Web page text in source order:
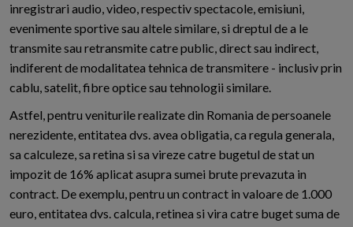
inregistrari audio, video, respectiv spectacole, emisiuni,
evenimente sportive sau altele similare, si dreptul de a le
transmite sau retransmite catre public, direct sau indirect,
indiferent de modalitatea tehnica de transmitere - inclusiv prin
cablu, satelit, fibre optice sau tehnologii similare.
Astfel, pentru veniturile realizate din Romania de persoanele
nerezidente, entitatea dvs. avea obligatia, ca regula generala,
sa calculeze, sa retina si sa vireze catre bugetul de stat un
impozit de 16% aplicat asupra sumei brute prevazuta in
contract. De exemplu, pentru un contract in valoare de 1.000
euro, entitatea dvs. calcula, retinea si vira catre buget suma de